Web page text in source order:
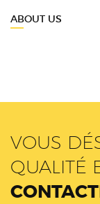
ABOUT US
VOUS
QUALITÉ